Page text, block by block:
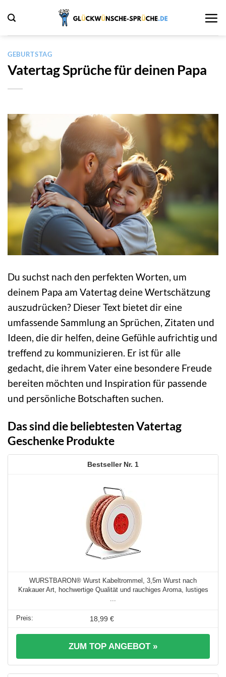
Inhalt
springen
GEBURTSTAG
Vatertag Sprüche für deinen Papa
Du suchst nach den perfekten Worten, um
deinem Papa am Vatertag deine Wertschätzung
auszudrücken? Dieser Text bietet dir eine
umfassende Sammlung an Sprüchen, Zitaten und
Ideen, die dir helfen, deine Gefühle aufrichtig und
treffend zu kommunizieren. Er ist für alle
gedacht, die ihrem Vater eine besondere Freude
bereiten möchten und Inspiration für passende
und persönliche Botschaften suchen.
Das sind die beliebtesten Vatertag
Geschenke Produkte
1
WURSTBARON® Wurst Kabeltrommel, 3,5m Wurst nach
Krakauer Art, hochwertige Qualität und rauchiges Aroma, lustiges
18,99 €
ZUM TOP ANGEBOT »